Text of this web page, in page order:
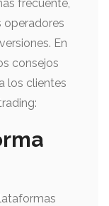
frecuente,
operadores
En
consejos
los clientes